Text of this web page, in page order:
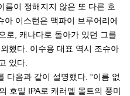
름이 정해지지 않은 또 다른 호
아 이스턴은 맥파이 브루어리에
로, 캐나다로 돌아가 있던 그를
했다. 이수용 대표 역시 조슈아
있다.
다음과 같이 설명했다. “이름 없
호밀 IPA로 캐러멜 몰트의 풍미